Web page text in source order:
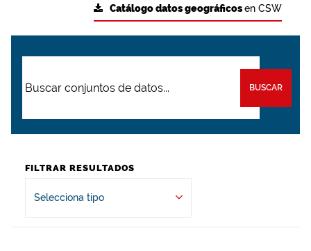
Catálogo datos geográficosen CSW
BUSCAR
FILTRAR RESULTADOS
Selecciona tipo